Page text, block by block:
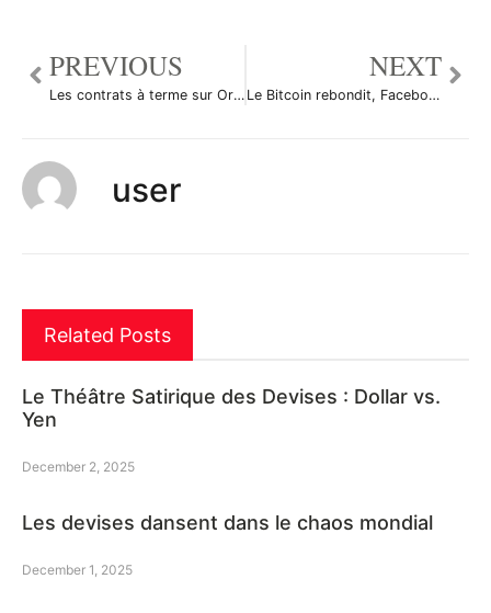
PREVIOUS
Les contrats à terme sur Or ont augmenté durant la séance en Asie
NEXT
Le Bitcoin rebondit, Facebook assouplit sa politique anti-pub sur les crypto-monnaie
user
Related Posts
Le Théâtre Satirique des Devises : Dollar vs.
Yen
December 2, 2025
Les devises dansent dans le chaos mondial
December 1, 2025